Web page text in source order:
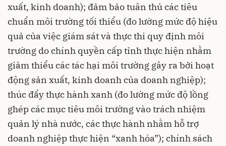
xuất, kinh doanh); đảm bảo tuân thủ các tiêu
chuẩn môi trường tối thiểu (đo lường mức độ hiệu
quả của việc giám sát và thực thi quy định môi
trường do chính quyền cấp tỉnh thực hiện nhằm
giảm thiểu các tác hại môi trường gây ra bởi hoạt
động sản xuất, kinh doanh của doanh nghiệp);
thúc đẩy thực hành xanh (đo lường mức độ lồng
ghép các mục tiêu môi trường vào trách nhiệm
quản lý nhà nước, các thực hành nhằm hỗ trợ
doanh nghiệp thực hiện “xanh hóa”); chính sách